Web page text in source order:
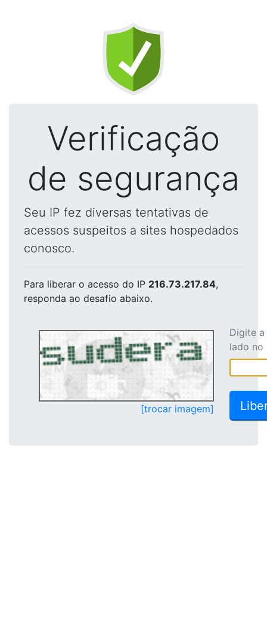
Verificação
de segurança
Seu IP fez diversas tentativas de
acessos suspeitos a sites hospedados
conosco.
Para liberar o acesso do IP 216.73.217.84,
responda ao desafio abaixo.
[trocar imagem]
Digite
lado no